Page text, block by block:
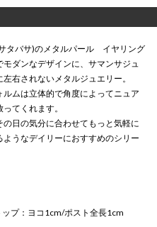
タバサ)のメタルパール イヤリング
ダンなデザインに、サマンサジュ
右されないメタルジュエリー。
ムは立体的で角度によってニュア
てくれます。
日の気分に合わせてもっと気軽に
うなデイリーにおすすめのシリー
ップ：ヨコ1cm/ポスト全長1cm